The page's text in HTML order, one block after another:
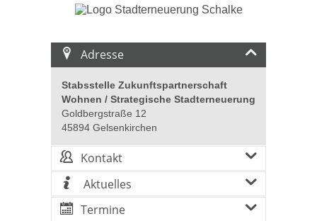
Adresse
Stabsstelle Zukunftspartnerschaft
Wohnen / Strategische Stadterneuerung
Goldbergstraße 12
45894 Gelsenkirchen
Kontakt
Aktuelles
Termine